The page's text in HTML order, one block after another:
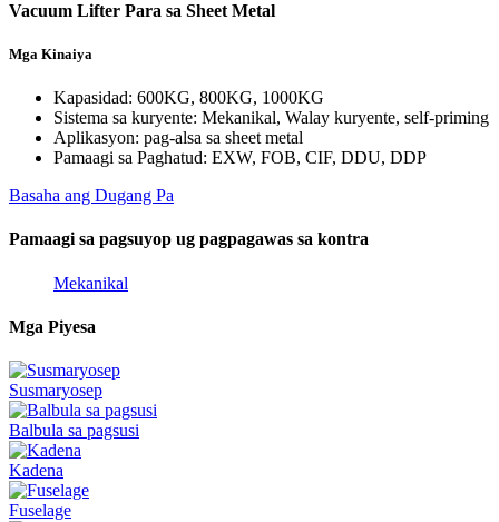
Vacuum Lifter Para sa Sheet Metal
Mga Kinaiya
Kapasidad: 600KG, 800KG, 1000KG
Sistema sa kuryente: Mekanikal, Walay kuryente, self-priming
Aplikasyon: pag-alsa sa sheet metal
Pamaagi sa Paghatud: EXW, FOB, CIF, DDU, DDP
Basaha ang Dugang Pa
Pamaagi sa pagsuyop ug pagpagawas sa kontra
Mekanikal
Mga Piyesa
Susmaryosep
Balbula sa pagsusi
Kadena
Fuselage